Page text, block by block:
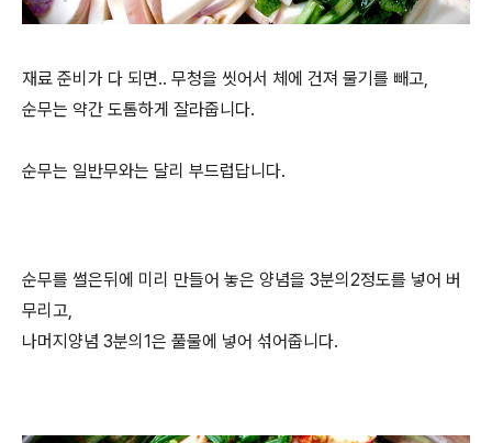
재료 준비가 다 되면.. 무청을 씻어서 체에 건져 물기를 빼고,
순무는 약간 도톰하게 잘라줍니다.
순무는 일반무와는 달리 부드럽답니다.
순무를 썰은뒤에 미리 만들어 놓은 양념을 3분의2정도를 넣어 버
무리고,
나머지양념 3분의1은 풀물에 넣어 섞어줍니다.